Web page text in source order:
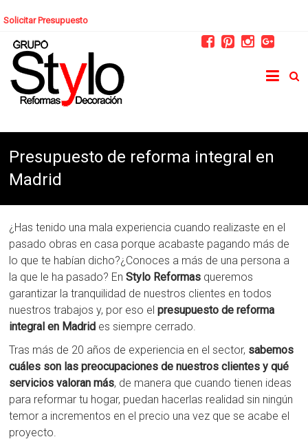
Solicitar Presupuesto
Presupuesto de reforma integral en
Madrid
¿Has tenido una mala experiencia cuando realizaste en el
pasado obras en casa porque acabaste pagando más de
lo que te habían dicho?¿Conoces a más de una persona a
la que le ha pasado? EnStylo Reformas queremos
garantizar la tranquilidad de nuestros clientes en todos
nuestros trabajos y, por eso elpresupuesto de reforma
integral en Madrid es siempre cerrado.
Tras más de 20 años de experiencia en el sector, sabemos
cuáles son las preocupaciones de nuestros clientes y qué
servicios valoran más, de manera que cuando tienen ideas
para reformar tu hogar, puedan hacerlas realidad sin ningún
temor a incrementos en el precio una vez que se acabe el
proyecto.